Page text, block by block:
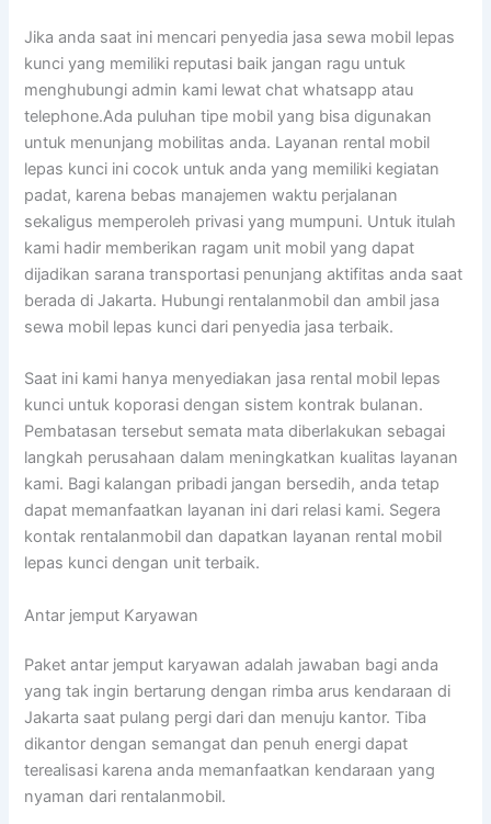
Jika anda saat ini mencari penyedia jasa sewa mobil lepas
kunci yang memiliki reputasi baik jangan ragu untuk
menghubungi admin kami lewat chat whatsapp atau
telephone.Ada puluhan tipe mobil yang bisa digunakan
untuk menunjang mobilitas anda. Layanan rental mobil
lepas kunci ini cocok untuk anda yang memiliki kegiatan
padat, karena bebas manajemen waktu perjalanan
sekaligus memperoleh privasi yang mumpuni. Untuk itulah
kami hadir memberikan ragam unit mobil yang dapat
dijadikan sarana transportasi penunjang aktifitas anda saat
berada di Jakarta. Hubungi rentalanmobil dan ambil jasa
sewa mobil lepas kunci dari penyedia jasa terbaik.
Saat ini kami hanya menyediakan jasa rental mobil lepas
kunci untuk koporasi dengan sistem kontrak bulanan.
Pembatasan tersebut semata mata diberlakukan sebagai
langkah perusahaan dalam meningkatkan kualitas layanan
kami. Bagi kalangan pribadi jangan bersedih, anda tetap
dapat memanfaatkan layanan ini dari relasi kami. Segera
kontak rentalanmobil dan dapatkan layanan rental mobil
lepas kunci dengan unit terbaik.
Antar jemput Karyawan
Paket antar jemput karyawan adalah jawaban bagi anda
yang tak ingin bertarung dengan rimba arus kendaraan di
Jakarta saat pulang pergi dari dan menuju kantor. Tiba
dikantor dengan semangat dan penuh energi dapat
terealisasi karena anda memanfaatkan kendaraan yang
nyaman dari rentalanmobil.